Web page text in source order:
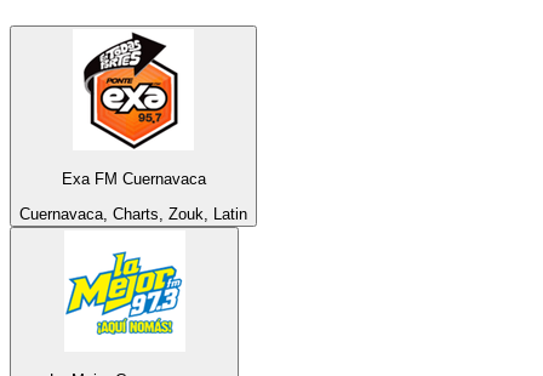
Exa FM Cuernavaca
Cuernavaca, Charts, Zouk, Latin